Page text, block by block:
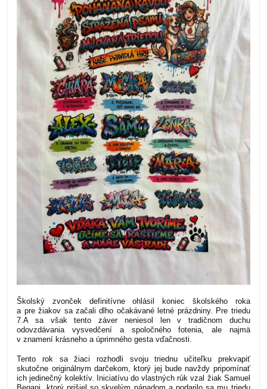
Školský zvonček definitívne ohlásil koniec školského roka
a pre žiakov sa začali dlho očakávané letné prázdniny. Pre triedu
7.A sa však tento záver neniesol len v tradičnom duchu
odovzdávania vysvedčení a spoločného fotenia, ale najmä
v znamení krásneho a úprimného gesta vďačnosti.
Tento rok sa žiaci rozhodli svoju triednu učiteľku prekvapiť
skutočne originálnym darčekom, ktorý jej bude navždy pripomínať
ich jedinečný kolektív. Iniciatívu do vlastných rúk vzal žiak Samuel